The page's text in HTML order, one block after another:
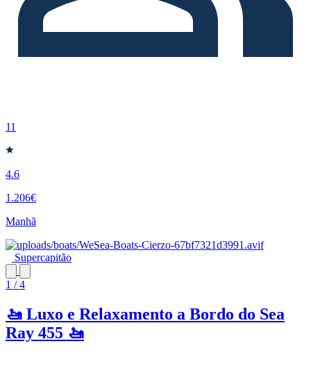
11
4.6
1.206€
Manhã
Supercapitão
1 / 4
🚤 Luxo e Relaxamento a Bordo do Sea
Ray 455 🚤